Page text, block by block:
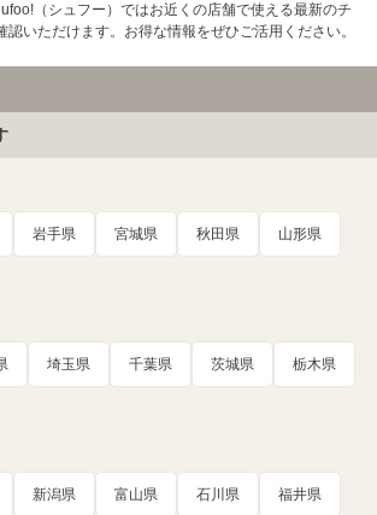
（シュフー）ではお近くの店舗で使える最新のチ
認いただけます。お得な情報をぜひご活用ください。
岩手県 宮城県 秋田県 山形県
埼玉県 千葉県 茨城県 栃木県
新潟県 富山県 石川県 福井県